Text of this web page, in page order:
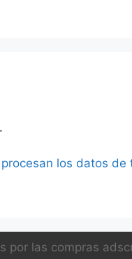
los datos de
las compras